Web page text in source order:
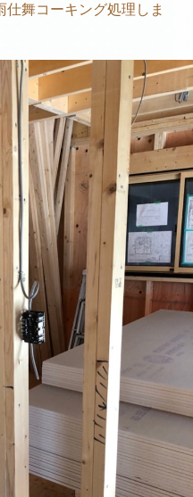
舞コーキング処理しま